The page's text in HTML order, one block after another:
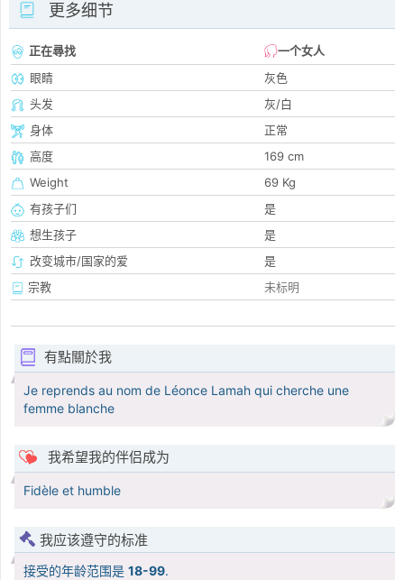
更多细节
正在尋找
一个女人
眼睛
灰色
头发
灰/白
身体
正常
高度
169 cm
Weight
69 Kg
有孩子们
是
想生孩子
是
改变城市/国家的爱
是
宗教
未标明
有點關於我
Je reprends au nom de Léonce Lamah qui cherche une
femme blanche
我希望我的伴侣成为
Fidèle et humble
我应该遵守的标准
接受的年龄范围是 18-99.